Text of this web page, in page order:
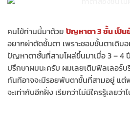
คนไข้ท่านนี้มาด้วย ปัญหาตา3 ชั้น เป็
อยากผ่าตัดชั้นตา เพราะชอบชั้นตาเดิม
ปัญหาตาชั้นที่สามโผล่ขึ้นมาเมื่อ 3 – 4
ปรึกษาผมนะครับ ผมเลยเติมฟิลเลอร์
ทันทีอาจจะมีรอยพับตาชั้นที่สามอยู่ แต่
จะเท่ากับอีกฝั่ง เรียกว่าไม่มีใครรู้เลยว่าไ